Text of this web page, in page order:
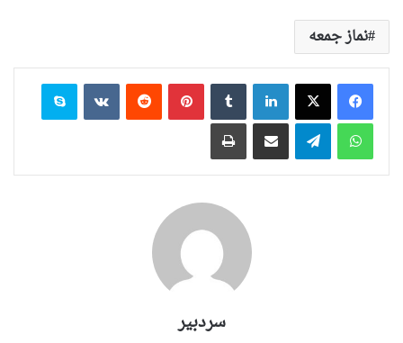
نماز جمعه
لینکدین ‫تامبلر ‫پین‌ترست‫رددیت ‫VKontakteاسکایپ
واتس آپ
تلگرام اشتراک گذاری از طریق ایمیل چاپ
سردبیر